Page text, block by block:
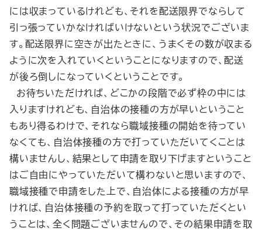
には収まっているけれども、それを配送限界でならして
引っ張っていかなければいけないという状況でございま
す。配送限界に空きが出たときに、うまくその数が収まる
ように次を入れていくということになりますので、配送
が後ろ倒しになっていくということです。
お待ちいただければ、どこかの段階で必ず枠の中には
入りますけれども、自治体の接種の方が早いということ
もあり得るわけで、それなら職域接種の開始を待ってい
なくても、自治体接種の方で打っていただいてくことは
構いませんし、結果として申請を取り下げますということ
はご自由にやっていただいて構わないと思いますので、
職域接種で申請をした上で、自治体による接種の方が早
ければ、自治体接種の予約を取って打っていただくとい
うことは、全く問題ございませんので、その結果申請を取